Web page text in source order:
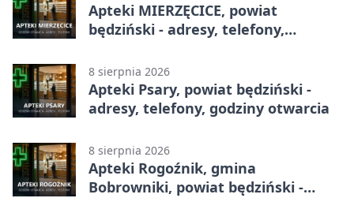
Apteki MIERZĘCICE, powiat
będziński - adresy, telefony,
8 sierpnia 2026
Apteki Psary, powiat będziński -
adresy, telefony, godziny otwarcia
8 sierpnia 2026
Apteki Rogoźnik, gmina
Bobrowniki, powiat będziński -